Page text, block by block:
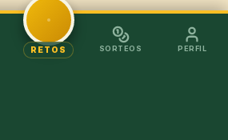
RETOS SORTEOS PERFIL